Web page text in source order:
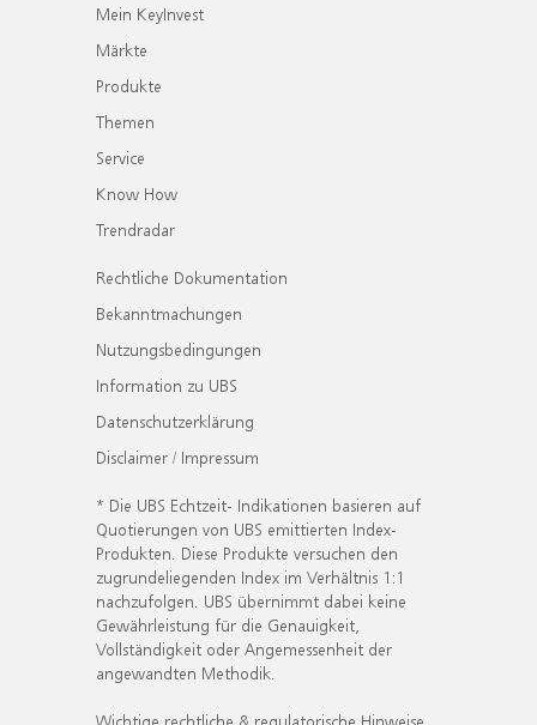
Mein KeyInvest
Märkte
Produkte
Themen
Service
Know How
Trendradar
Rechtliche Dokumentation
Bekanntmachungen
Nutzungsbedingungen
Information zu UBS
Datenschutzerklärung
Disclaimer / Impressum
* Die UBS Echtzeit- Indikationen basieren auf
Quotierungen von UBS emittierten Index-
Produkten. Diese Produkte versuchen den
zugrundeliegenden Index im Verhältnis 1:1
nachzufolgen. UBS übernimmt dabei keine
Gewährleistung für die Genauigkeit,
Vollständigkeit oder Angemessenheit der
angewandten Methodik.